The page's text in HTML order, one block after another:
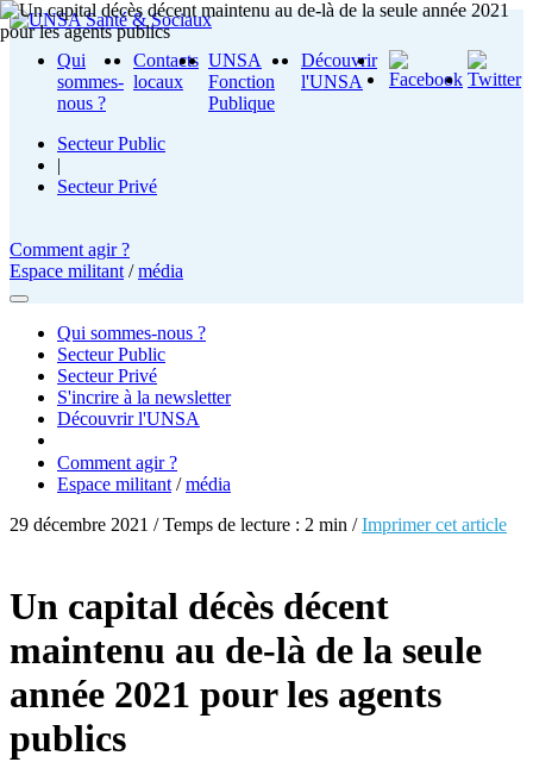
Qui
sommes-
nous ?
Contacts
locaux
UNSA
Fonction
Publique
Découvrir
l'UNSA
Secteur Public
|
Secteur Privé
Comment agir ?
Espace militant /média
Qui sommes-nous ?
Secteur Public
Secteur Privé
S'incrire à la newsletter
Découvrir l'UNSA
Comment agir ?
Espace militant /média
29 décembre 2021 / Temps de lecture : 2 min /Imprimer cet article
Un capital décès décent
maintenu au de-là de la seule
année 2021 pour les agents
publics